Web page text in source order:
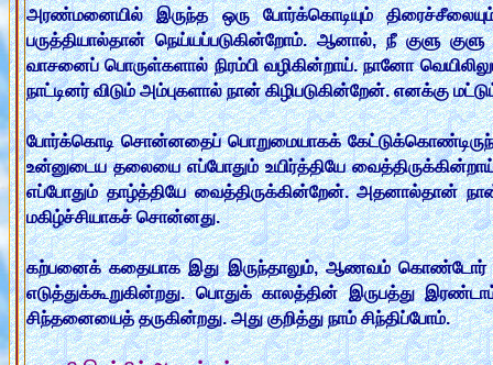
அரண்மனையில் இருந்த ஒரு போர்க்கொடியும்
பருத்தியால்தான் நெய்யப்படுகின்றோம். ஆனால், நீ குளு
வாசனைப் பொருள்களால் நிரம்பி வழிகின்றாய். நானோ
நாட்டினர் விடும் அம்புகளால் நான் கிழிபடுகின்றேன். எனக்கு
போர்க்கொடி சொன்னதைப் பொறுமையாகக் கேட்டுக்கொண்டிருந்த
உன்னுடைய தலையை எப்போதும் உயிர்த்தியே
எப்போதும் தாழ்த்தியே வைத்திருக்கின்றேன். அதனால்தான்
மகிழ்ச்சியாகச் சொன்னது.
கற்பனைக் கதையாக இது இருந்தாலும், ஆணவம் கொண்டோர்
எடுத்துக்கூறுகின்றது. பொதுக் காலத்தின் இருபத்து
சிந்தனையைத் தருகின்றது. அது குறித்து நாம் சிந்திப்போம்.